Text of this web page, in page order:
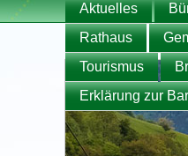
Aktuelles
Rathaus
Tourismus
Erklärung zur